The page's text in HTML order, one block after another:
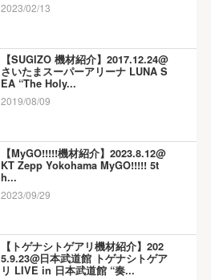
2023/02/13
【SUGIZO 機材紹介】2017.12.24@
さいたまスーパーアリーナ LUNA S
EA “The Holy...
2019/08/09
【MyGO!!!!!機材紹介】2023.8.12@
KT Zepp Yokohama MyGO!!!!! 5t
h...
2023/09/29
【トゲナシトゲアリ機材紹介】202
5.9.23@日本武道館 トゲナシトゲア
リ LIVE in 日本武道館 “奏...